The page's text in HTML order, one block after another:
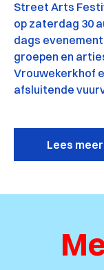
Street Arts
op zaterdag 30
dags
groepen en
Vrouwekerkhof
afsluitende
Lees